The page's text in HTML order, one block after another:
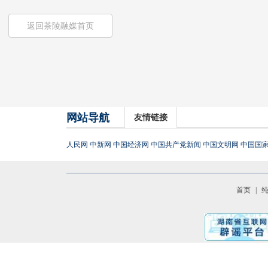
返回茶陵融媒首页
网站导航 友情链接
人民网 中新网 中国经济网 中国共产党新闻 中国文明网 中国国
首页